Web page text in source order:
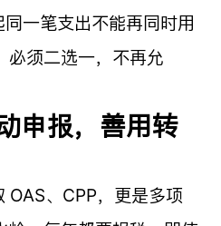
一笔支出不能再同时用
必须二选一，不再允
申报，善用转
OAS、CPP，更是多项